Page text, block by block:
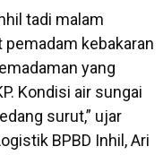
tadi malam
kebakaran
yang
Kondisi air sungai
surut,” ujar
BPBD Inhil, Ari